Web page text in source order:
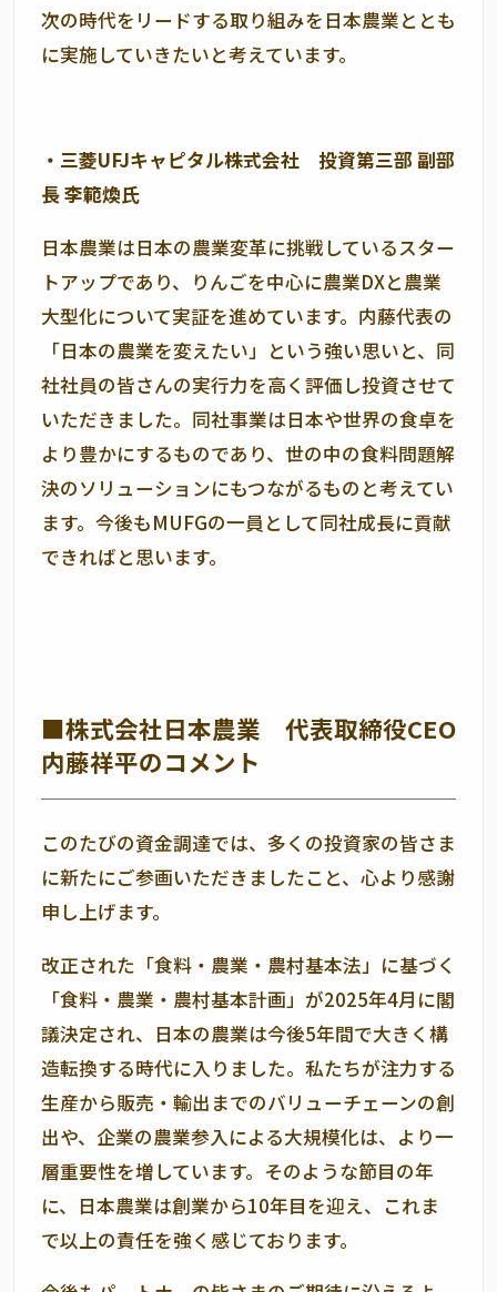
次の時代をリードする取り組みを日本農業ととも
に実施していきたいと考えています。
・三菱UFJキャピタル株式会社 投資第三部 副部
長 李範煥氏
日本農業は日本の農業変革に挑戦しているスター
トアップであり、りんごを中心に農業DXと農業
大型化について実証を進めています。内藤代表の
「日本の農業を変えたい」という強い思いと、同
社社員の皆さんの実行力を高く評価し投資させて
いただきました。同社事業は日本や世界の食卓を
より豊かにするものであり、世の中の食料問題解
決のソリューションにもつながるものと考えてい
ます。今後もMUFGの一員として同社成長に貢献
できればと思います。
■株式会社日本農業 代表取締役CEO
内藤祥平のコメント
このたびの資金調達では、多くの投資家の皆さま
に新たにご参画いただきましたこと、心より感謝
申し上げます。
改正された「食料・農業・農村基本法」に基づく
「食料・農業・農村基本計画」が2025年4月に閣
議決定され、日本の農業は今後5年間で大きく構
造転換する時代に入りました。私たちが注力する
生産から販売・輸出までのバリューチェーンの創
出や、企業の農業参入による大規模化は、より一
層重要性を増しています。そのような節目の年
に、日本農業は創業から10年目を迎え、これま
で以上の責任を強く感じております。